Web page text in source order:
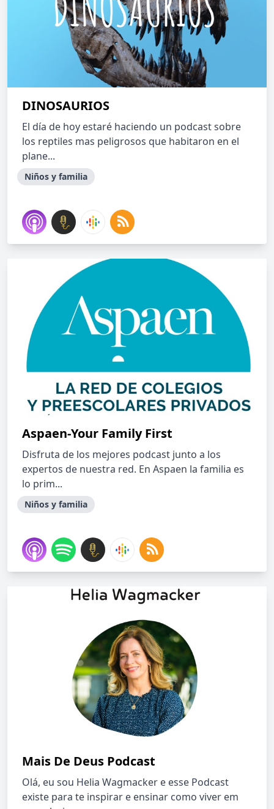
DINOSAURIOS
El día de hoy estaré haciendo un podcast sobre
los reptiles mas peligrosos que habitaron en el
plane...
Niños y familia
Aspaen-Your Family First
Disfruta de los mejores podcast junto a los
expertos de nuestra red. En Aspaen la familia es
lo prim...
Niños y familia
Mais De Deus Podcast
Olá, eu sou Helia Wagmacker e esse Podcast
existe para te inspirar e ensinar como viver em